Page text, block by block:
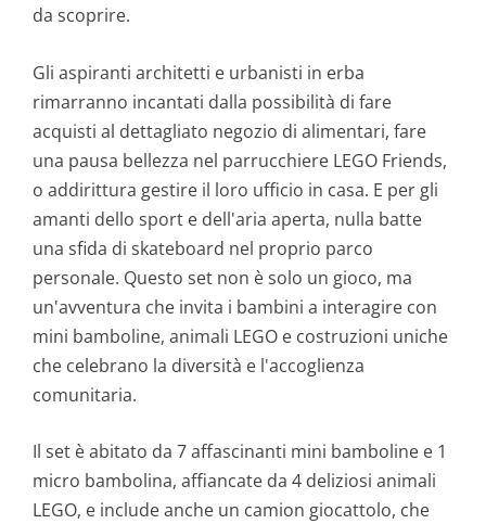
da scoprire.
Gli aspiranti architetti e urbanisti in erba
rimarranno incantati dalla possibilità di fare
acquisti al dettagliato negozio di alimentari, fare
una pausa bellezza nel parrucchiere LEGO Friends,
o addirittura gestire il loro ufficio in casa. E per gli
amanti dello sport e dell'aria aperta, nulla batte
una sfida di skateboard nel proprio parco
personale. Questo set non è solo un gioco, ma
un'avventura che invita i bambini a interagire con
mini bamboline, animali LEGO e costruzioni uniche
che celebrano la diversità e l'accoglienza
comunitaria.
Il set è abitato da 7 affascinanti mini bamboline e 1
micro bambolina, affiancate da 4 deliziosi animali
LEGO, e include anche un camion giocattolo, che